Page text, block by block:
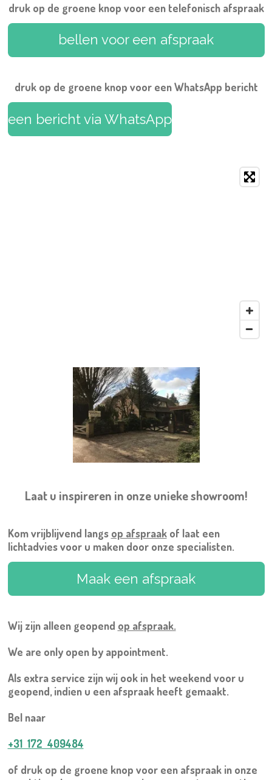
e
b
k
t
e
s
t
a
g
r
a
T
u
b
e
t
s
A
p
p
druk op de groene knop voor een telefonisch afspraak
bellen voor een afspraak
druk op de groene knop voor een WhatsApp bericht
een bericht via WhatsApp
Laat u inspireren in onze unieke showroom!
Kom vrijblijvend langs op afspraakof laat een
lichtadvies voor u maken door onze specialisten.
Maak een afspraak
Wij zijn alleen geopend op afspraak.
We are only open by appointment.
Als extra service zijn wij ook in het weekend voor u
geopend, indien u een afspraak heeft gemaakt.
Bel naar
+31 172 409484
of druk op de groene knop voor een afspraak in onze